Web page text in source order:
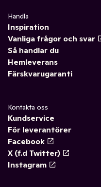
Handla
Inspiration
Vanliga frågor och svar
Så handlar du
Hemleverans
Färskvarugaranti
Kontakta oss
Kundservice
För leverantörer
Facebook
X (f.d Twitter)
Instagram